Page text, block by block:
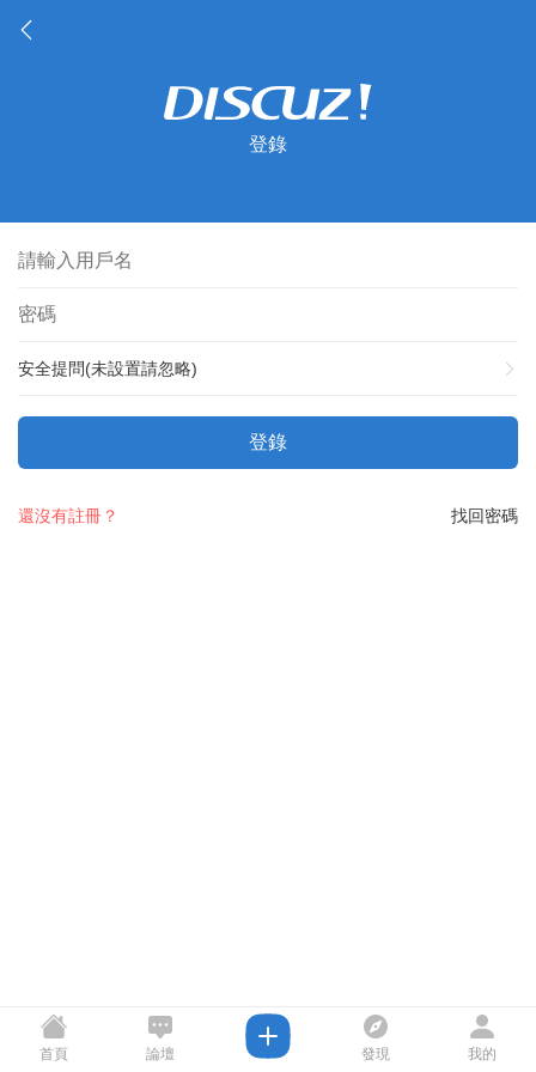
登錄
安全提問(未設置請忽略)
登錄
找回密碼
還沒有註冊？
首頁 論壇 發現 我的